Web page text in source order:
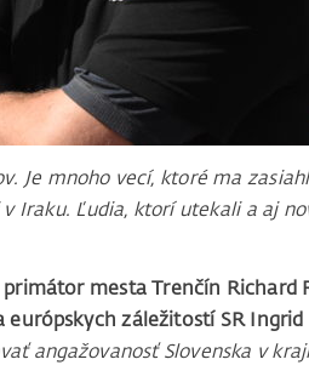
Je mnoho vecí, ktoré ma
Iraku. Ľudia, ktorí utekali a aj
primátor mesta Trenčín Richard
záležitostí SR
angažovanosť Slovenska v